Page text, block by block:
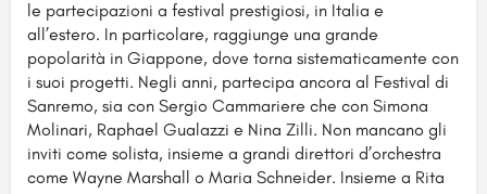
le partecipazioni a festival prestigiosi, in Italia e
all’estero. In particolare, raggiunge una grande
popolarità in Giappone, dove torna sistematicamente con
i suoi progetti. Negli anni, partecipa ancora al Festival di
Sanremo, sia con Sergio Cammariere che con Simona
Molinari, Raphael Gualazzi e Nina Zilli. Non mancano gli
inviti come solista, insieme a grandi direttori d’orchestra
come Wayne Marshall o Maria Schneider. Insieme a Rita